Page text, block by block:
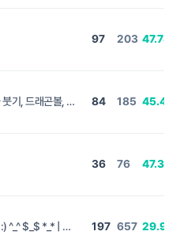
97 203 47.78
바구니의 물 붓기, 드래곤볼, 인기 수업, 10진수 -> 2진수, 실수의 나누기 84 185 45.41
36 76 47.37
ㅎㅎ | ^^ ㅋ :) ^_^ $_$ *_* | ㅎㅎ 197 657 29.98